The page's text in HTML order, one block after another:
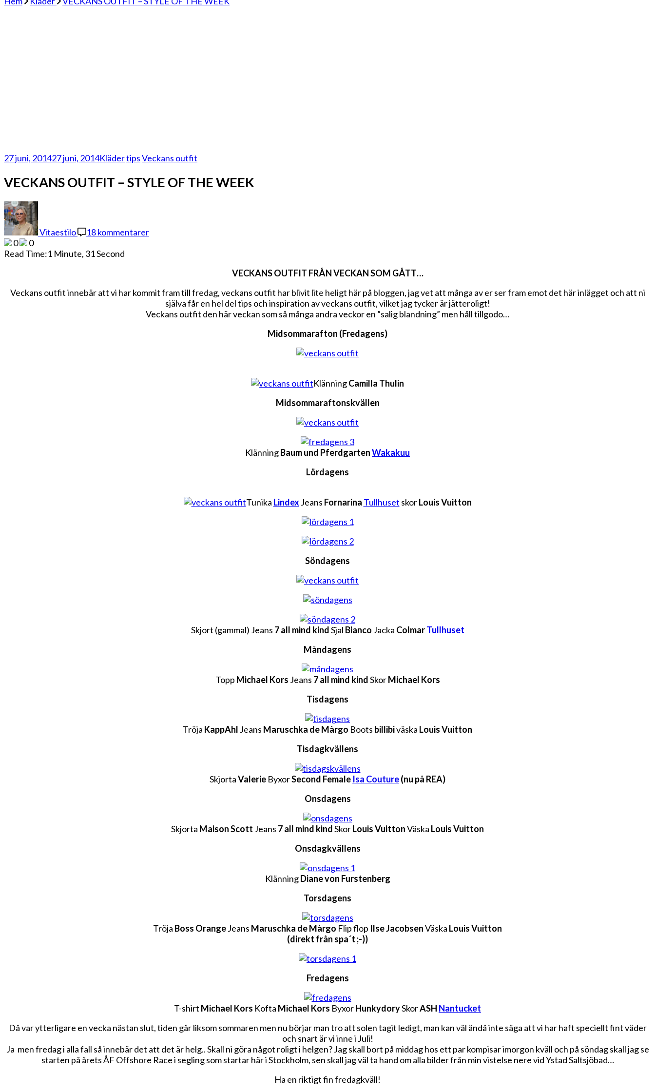
27 juni, 201427 juni, 2014KlädertipsVeckans outfit
VECKANS OUTFIT – STYLE OF THE WEEK
Vitaestilo 18 kommentarer
–
0
0
Read Time:1 Minute, 31 Second
VECKANS OUTFIT FRÅN VECKAN SOM GÅTT…
Veckans outfit innebär att vi har kommit fram till fredag, veckans outfit har blivit lite heligt här på bloggen, jag vet att många av er ser fram emot det här inlägget och att ni
själva får en hel del tips och inspiration av veckans outfit, vilket jag tycker är jätteroligt!
Veckans outfit den här veckan som så många andra veckor en ”salig blandning” men håll tillgodo…
Midsommarafton (Fredagens)
KlänningCamilla Thulin
Midsommaraftonskvällen
KlänningBaum und PferdgartenWakakuu
Lördagens
Tunika Lindex Jeans Fornarina Tullhuset skorLouis Vuitton
Söndagens
Skjort (gammal) Jeans 7 all mind kindSjal Bianco Jacka ColmarTullhuset
Måndagens
Topp Michael Kors Jeans 7 all mind kindSkorMichael Kors
Tisdagens
Tröja KappAhl Jeans Maruschka de Màrgo Boots billibiväska Louis Vuitton
Tisdagkvällens
SkjortaValerie ByxorSecond Female Isa Couture(nu på REA)
Onsdagens
Skjorta Maison Scott Jeans 7 all mind kindSkorLouis VuittonVäska Louis Vuitton
Onsdagkvällens
KlänningDiane von Furstenberg
Torsdagens
Tröja Boss OrangeJeans Maruschka de Màrgo Flip flop Ilse JacobsenVäska Louis Vuitton
(direkt från spa´t ;-))
Fredagens
T-shirt Michael Kors Kofta Michael Kors ByxorHunkydorySkorASH Nantucket
Då var ytterligare en vecka nästan slut, tiden går liksom sommaren men nu börjar man tro att solen tagit ledigt, man kan väl ändå inte säga att vi har haft speciellt fint väder
och snart är vi inne i Juli!
Ja men fredag i alla fall så innebär det att det är helg.. Skall ni göra något roligt i helgen? Jag skall bort på middag hos ett par kompisar imorgon kväll och på söndag skall jag se
starten på årets ÅF Offshore Race i segling som startar här i Stockholm, sen skall jag väl ta hand om alla bilder från min vistelse nere vid Ystad Saltsjöbad…
Ha en riktigt fin fredagkväll!